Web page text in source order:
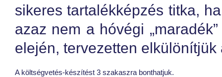
sikeres tartalékképzés titka,
azaz nem a hóvégi
elején, tervezetten
A költségvetés-készítést 3 szakaszra bonthatjuk.